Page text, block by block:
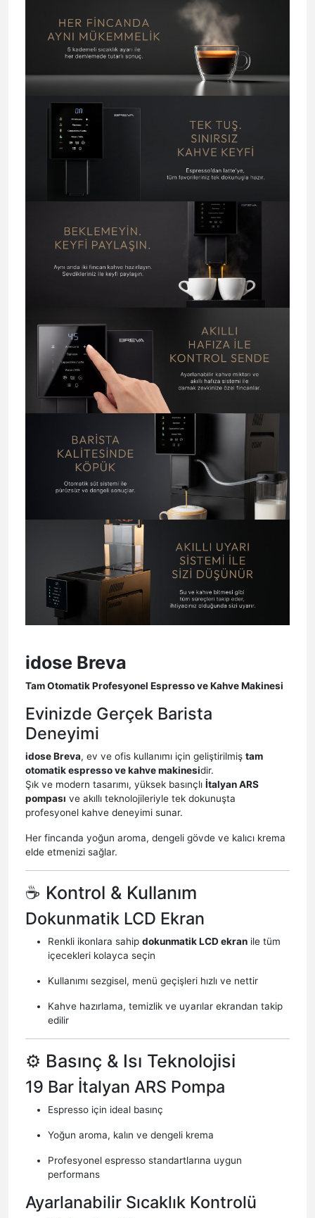
idose Breva
Tam Otomatik Profesyonel Espresso ve Kahve Makinesi
Evinizde Gerçek Barista
Deneyimi
idose Breva, ev ve ofis kullanımı için geliştirilmiş tam
otomatik espresso ve kahve makinesidir.
Şık ve modern tasarımı, yüksek basınçlı İtalyan ARS
pompası ve akıllı teknolojileriyle tek dokunuşta
profesyonel kahve deneyimi sunar.
Her fincanda yoğun aroma, dengeli gövde ve kalıcı krema
elde etmenizi sağlar.
☕ Kontrol & Kullanım
Dokunmatik LCD Ekran
Renkli ikonlara sahip dokunmatik LCD ekran ile tüm
içecekleri kolayca seçin
Kullanımı sezgisel, menü geçişleri hızlı ve nettir
Kahve hazırlama, temizlik ve uyarılar ekrandan takip
edilir
⚙️ Basınç & Isı Teknolojisi
19 Bar İtalyan ARS Pompa
Espresso için ideal basınç
Yoğun aroma, kalın ve dengeli krema
Profesyonel espresso standartlarına uygun
performans
Ayarlanabilir Sıcaklık Kontrolü